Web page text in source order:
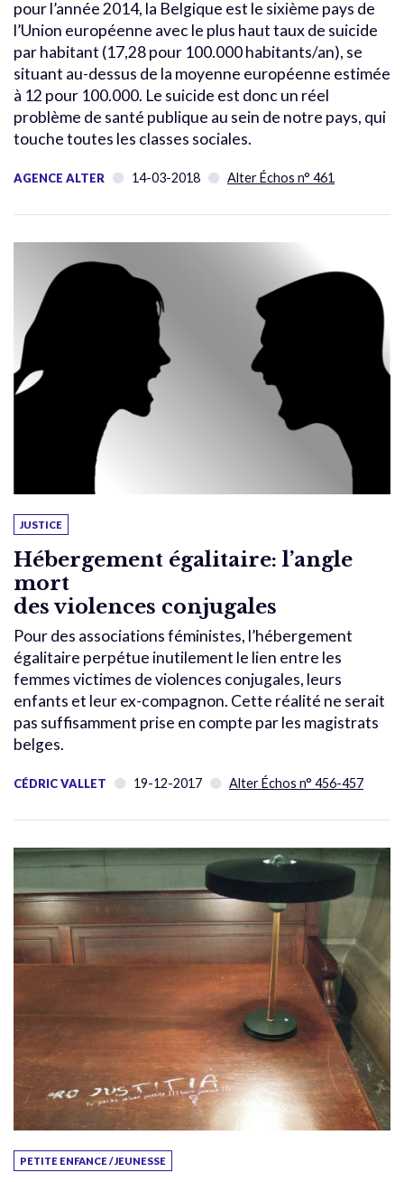
pour l’année 2014, la Belgique est le sixième pays de
l’Union européenne avec le plus haut taux de suicide
par habitant (17,28 pour 100.000 habitants/an), se
situant au-dessus de la moyenne européenne estimée
à 12 pour 100.000. Le suicide est donc un réel
problème de santé publique au sein de notre pays, qui
touche toutes les classes sociales.
AGENCE ALTER 14-03-2018 Alter Échos n° 461
JUSTICE
Hébergement égalitaire: l’angle
mort
des violences conjugales
Pour des associations féministes, l’hébergement
égalitaire perpétue inutilement le lien entre les
femmes victimes de violences conjugales, leurs
enfants et leur ex-compagnon. Cette réalité ne serait
pas suffisamment prise en compte par les magistrats
belges.
CÉDRIC VALLET 19-12-2017 Alter Échos n° 456-457
PETITE ENFANCE / JEUNESSE